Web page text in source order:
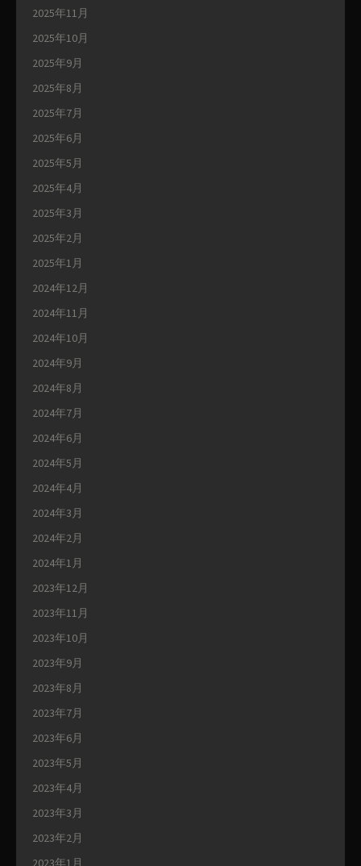
2025年11月
2025年10月
2025年9月
2025年8月
2025年7月
2025年6月
2025年5月
2025年4月
2025年3月
2025年2月
2025年1月
2024年12月
2024年11月
2024年10月
2024年9月
2024年8月
2024年7月
2024年6月
2024年5月
2024年4月
2024年3月
2024年2月
2024年1月
2023年12月
2023年11月
2023年10月
2023年9月
2023年8月
2023年7月
2023年6月
2023年5月
2023年4月
2023年3月
2023年2月
2023年1月